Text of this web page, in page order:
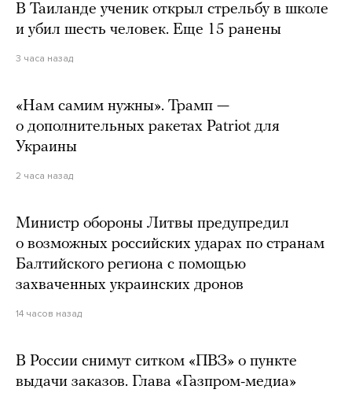
В Таиланде ученик открыл стрельбу в школе
и убил шесть человек. Еще 15 ранены
3 часа назад
«Нам самим нужны». Трамп —
о дополнительных ракетах Patriot для
Украины
2 часа назад
Министр обороны Литвы предупредил
о возможных российских ударах по странам
Балтийского региона с помощью
захваченных украинских дронов
14 часов назад
В России снимут ситком «ПВЗ» о пункте
выдачи заказов. Глава «Газпром-медиа»